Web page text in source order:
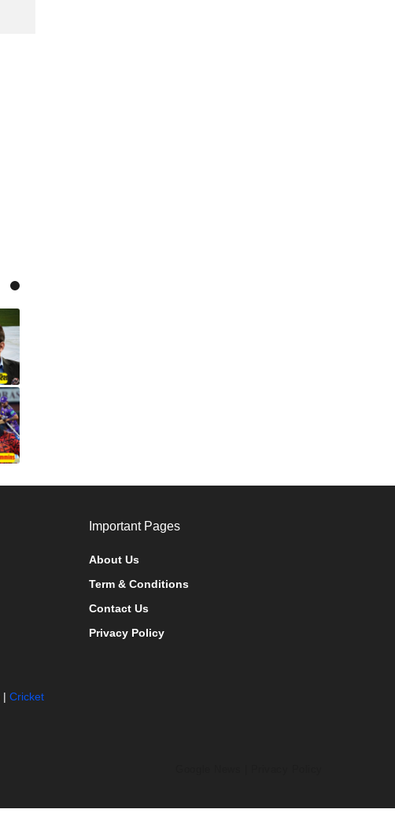
|Cricket
Important Pages
About Us
Term & Conditions
Contact Us
Privacy Policy